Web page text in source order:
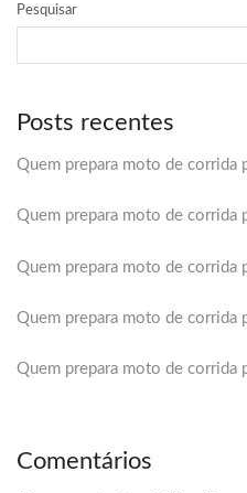
Pesquisar
Posts recentes
Quem prepara moto de corrida
Quem prepara moto de corrida
Quem prepara moto de corrida
Quem prepara moto de corrida
Quem prepara moto de corrida
Comentários